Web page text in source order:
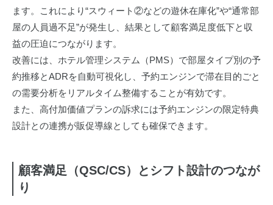
ます。これにより“スウィート②などの遊休在庫化”や“通常部
屋の人員過不足”が発生し、結果として顧客満足度低下と収
益の圧迫につながります。
改善には、ホテル管理システム（PMS）で部屋タイプ別の予
約推移とADRを自動可視化し、予約エンジンで滞在目的ごと
の需要分析をリアルタイム整備することが有効です。
また、高付加価値プランの訴求には予約エンジンの限定特典
設計との連携が販促導線としても確保できます。
顧客満足（QSC/CS）とシフト設計のつなが
り